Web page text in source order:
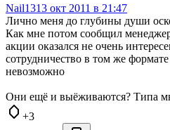
Nail1313 окт 2011 в 21:47
Лично меня до глубины души
Как мне потом сообщил
акции оказался не очень
сотрудничество в том же
невозможно
Они ещё и выёживаются? Типа
+3